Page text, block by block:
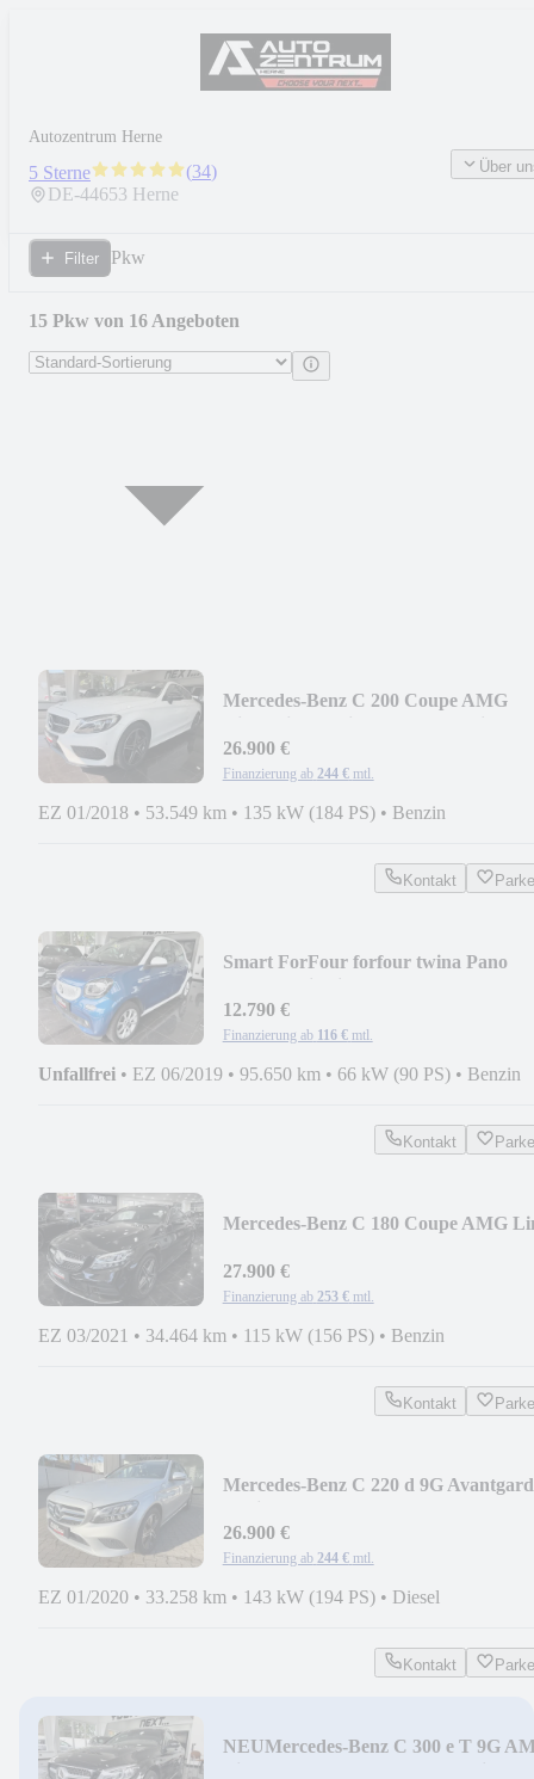
Autozentrum Herne
5 Sterne (34)
DE-44653 Herne
Über
Filter Pkw
15 Pkw von 16 Angeboten
Mercedes-Benz C 200 Coupe AMG
26.900 €
Finanzierung ab 244 € mtl.
EZ 01/2018 • 53.549 km • 135 kW (184 PS) • Benzin
Kontakt
Smart ForFour forfour twina Pano
12.790 €
Finanzierung ab 116 € mtl.
Unfallfrei • EZ 06/2019 • 95.650 km • 66 kW (90 PS) • Benzin
Kontakt
Mercedes-Benz C 180 Coupe AMG
27.900 €
Finanzierung ab 253 € mtl.
EZ 03/2021 • 34.464 km • 115 kW (156 PS) • Benzin
Kontakt
Mercedes-Benz C 220 d 9G
26.900 €
Finanzierung ab 244 € mtl.
EZ 01/2020 • 33.258 km • 143 kW (194 PS) • Diesel
Kontakt
NEUMercedes-Benz C 300 e T 9G